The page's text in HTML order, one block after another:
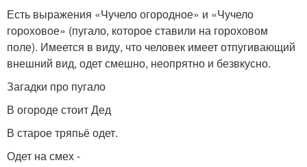
Есть выражения «Чучело огородное» и «Чучело
гороховое» (пугало, которое ставили на гороховом
поле). Имеется в виду, что человек имеет отпугивающий
внешний вид, одет смешно, неопрятно и безвкусно.
Загадки про пугало
В огороде стоит Дед
В старое тряпьё одет.
Одет на смех -